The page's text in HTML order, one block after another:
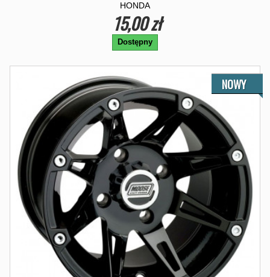
HONDA
15,00 zł
Dostępny
NOWY